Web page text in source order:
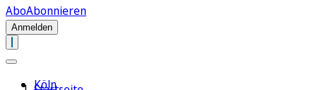
AboAbonnieren
Anmelden
Köln